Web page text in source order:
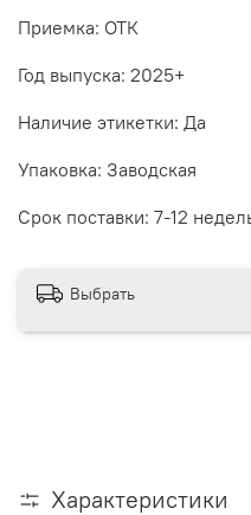
Приемка: ОТК
Год выпуска: 2025+
Наличие этикетки: Да
Упаковка: Заводская
Срок поставки: 7-12
Выбрать
Характеристики